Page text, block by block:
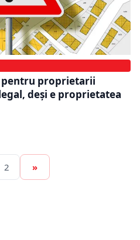
pentru proprietarii
deși e proprietatea
2 »